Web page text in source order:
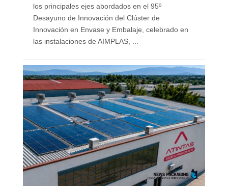
los principales ejes abordados en el 95º
Desayuno de Innovación del Clúster de
Innovación en Envase y Embalaje, celebrado en
las instalaciones de AIMPLAS, ...